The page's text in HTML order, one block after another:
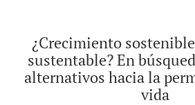
¿Crecimiento
sustentable? En
alternativos hacia la
vida